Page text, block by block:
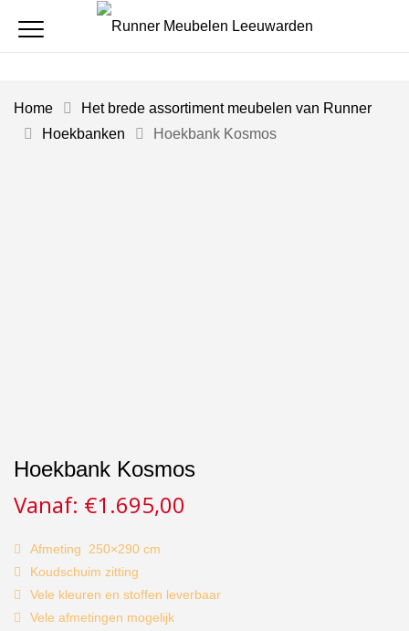
Home
Het brede assortiment meubelen van Runner
Hoekbanken
Hoekbank Kosmos
Hoekbank Kosmos
Vanaf: €1.695,00
Afmeting 250×290 cm
Koudschuim zitting
Vele kleuren en stoffen leverbaar
Vele afmetingen mogelijk